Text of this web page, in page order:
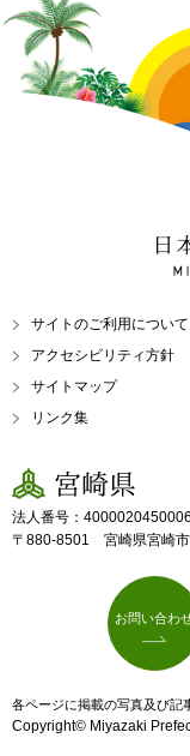
日
サイトのご利用について
アクセシビリティ方針
サイトマップ
リンク集
宮崎県
法人番号：4000020450006
〒880-8501 宮崎県宮崎
お問い合わ
各ページに掲載の写真及び記
Copyright© Miyazaki